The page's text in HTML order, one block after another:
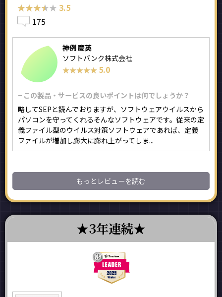
★★★★★
★★★★★ 3.5
175
神例 慶英
ソフトバンク株式会社
★★★★★
★★★★★ 5.0
− この製品・サービスの良いポイントは何でしょうか？
略してSEPと読んでおりますが、ソフトウェアウイルスから
パソコンを守ってくれるそんなソフトウェアです。従来の定
義ファイル型のウイルス対策ソフトウェアであれば、定義
ファイルが増加し膨大に膨れ上がってしま...
もっとレビューを読む
3年連続